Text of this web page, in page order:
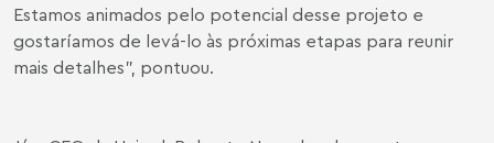
Estamos animados pelo potencial desse projeto e
gostaríamos de levá-lo às próximas etapas para reunir
mais detalhes", pontuou.